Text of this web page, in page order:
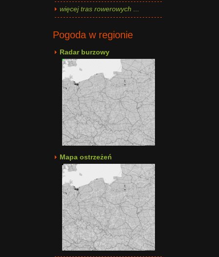
więcej tras rowerowych ...
Pogoda w regionie
Radar burzowy
Mapa ostrzeżeń